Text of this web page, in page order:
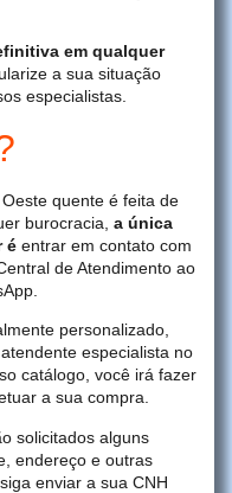
em qualquer
a sua situação
especialistas.
quente é feita de
burocracia, a única
é entrar em contato com
de Atendimento ao
personalizado,
especialista no
catálogo, você irá fazer
a sua compra.
solicitados alguns
endereço e outras
enviar a sua CNH